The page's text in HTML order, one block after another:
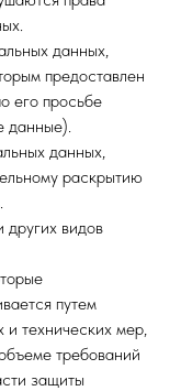
данных,
предоставлен
его просьбе
данные).
данных,
раскрытию
видов
путем
и технических мер,
требований
защиты